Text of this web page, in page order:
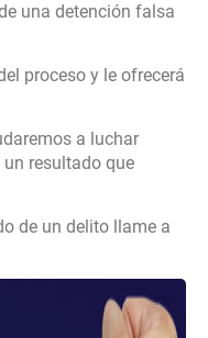
una detención falsa
proceso y le ofrecerá
a luchar
resultado que
de un delito llame a